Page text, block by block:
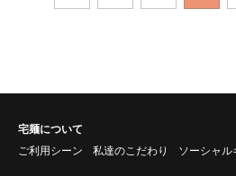
宅麺について
ご利用シーン
私達のこだわり ソーシャル